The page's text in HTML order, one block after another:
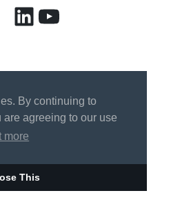
By continuing to
are agreeing to our use
more
This
LinkedIn
YouTube